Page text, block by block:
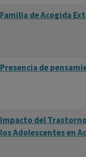
Familia de Acogida
Presencia de
Impacto del
los Adolescentes en